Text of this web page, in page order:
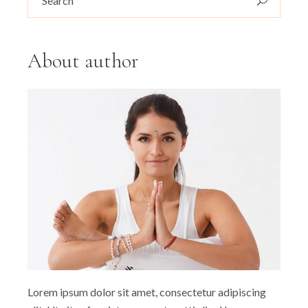
About author
Lorem ipsum dolor sit amet, consectetur adipiscing